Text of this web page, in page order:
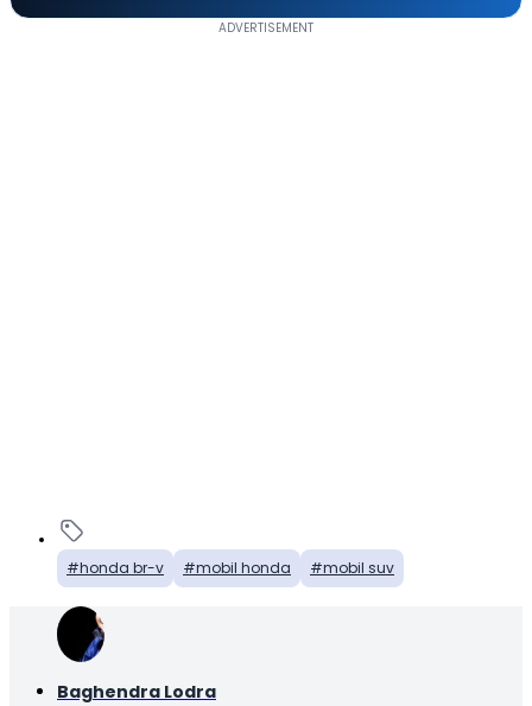
honda br-v mobil honda mobil suv
Baghendra Lodra